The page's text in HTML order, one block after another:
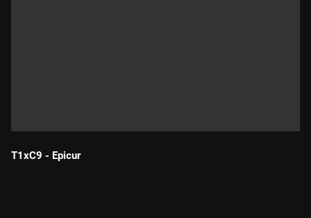
T1xC9 - Epicur